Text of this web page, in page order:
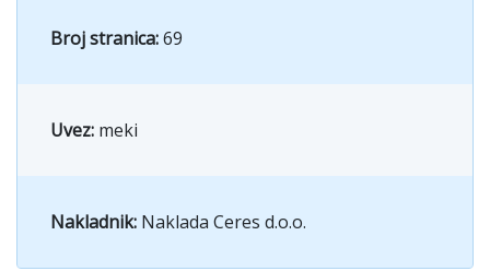
Broj stranica:69
Uvez: meki
Nakladnik: Naklada Ceres d.o.o.